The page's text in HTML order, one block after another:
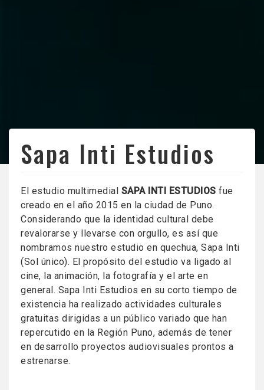
Sapa Inti Estudios
El estudio multimedial SAPA INTI ESTUDIOS fue
creado en el año 2015 en la ciudad de Puno.
Considerando que la identidad cultural debe
revalorarse y llevarse con orgullo, es así que
nombramos nuestro estudio en quechua, Sapa Inti
(Sol único). El propósito del estudio va ligado al
cine, la animación, la fotografía y el arte en
general. Sapa Inti Estudios en su corto tiempo de
existencia ha realizado actividades culturales
gratuitas dirigidas a un público variado que han
repercutido en la Región Puno, además de tener
en desarrollo proyectos audiovisuales prontos a
estrenarse.